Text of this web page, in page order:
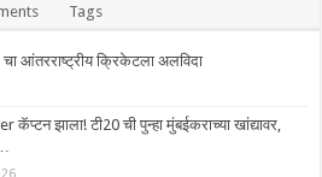
Tags
आंतरराष्ट्रीय क्रिकेटला अलविदा
कॅप्टन झाला! टी20 ची पुन्हा मुंबईकराच्या खांद्यावर,